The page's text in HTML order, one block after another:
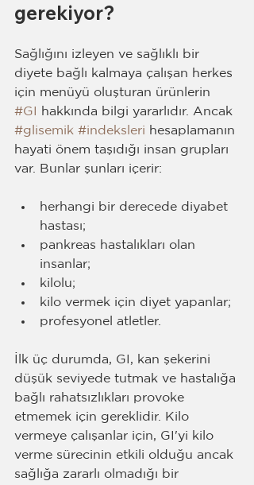
gerekiyor?
Sağlığını izleyen ve sağlıklı bir
diyete bağlı kalmaya çalışan herkes
için menüyü oluşturan ürünlerin
#GI
hakkında bilgi yararlıdır. Ancak
#glisemik #indeksleri hesaplamanın
hayati önem taşıdığı insan grupları
var. Bunlar şunları içerir:
herhangi bir derecede diyabet
hastası;
pankreas hastalıkları olan
insanlar;
kilolu;
kilo vermek için diyet yapanlar;
profesyonel atletler.
İlk üç durumda, GI, kan şekerini
düşük seviyede tutmak ve hastalığa
bağlı rahatsızlıkları provoke
etmemek için gereklidir. Kilo
vermeye çalışanlar için, GI'yi kilo
verme sürecinin etkili olduğu ancak
sağlığa zararlı olmadığı bir